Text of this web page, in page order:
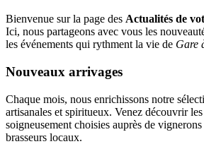
Bienvenue sur la page des Actualités de
Ici, nous partageons avec vous les
les événements qui rythment la vie de Gare
Nouveaux arrivages
Chaque mois, nous enrichissons notre
artisanales et spiritueux. Venez découvrir
soigneusement choisies auprès de
brasseurs locaux.